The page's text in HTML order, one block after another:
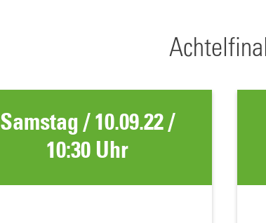
Samstag / 10.09.22 /
10:30 Uhr